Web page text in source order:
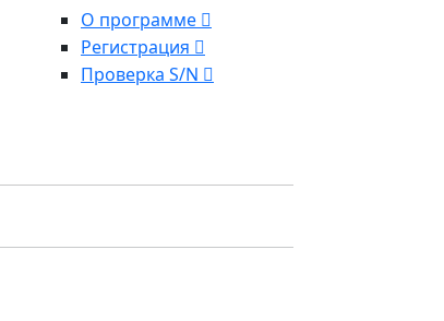
О программе
Регистрация
Проверка S/N